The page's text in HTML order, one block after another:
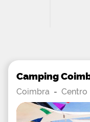
Camping
Coimbra - Centro